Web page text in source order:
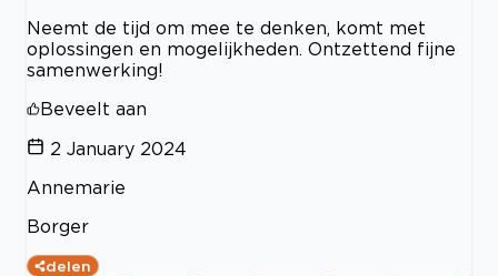
Neemt de tijd om mee te denken, komt met
oplossingen en mogelijkheden. Ontzettend fijne
samenwerking!
Beveelt aan
2 January 2024
Annemarie
Borger
delen